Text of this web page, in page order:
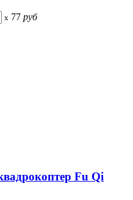
x 77 руб
Fu Qi